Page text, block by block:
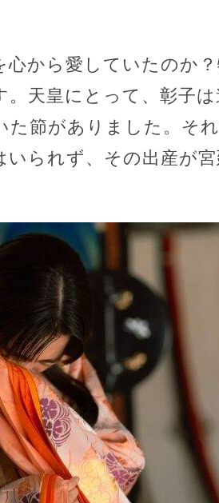
心から愛していたのか
。天皇にとって、彰子
た節がありました。そ
いられず、その出産が